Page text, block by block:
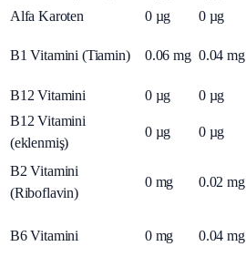
Alfa Karoten
0 µg 0 µg
B1 Vitamini (Tiamin) 0.06 mg 0.04 mg
B12 Vitamini 0 µg 0 µg
B12 Vitamini
(eklenmiş)
0 µg 0 µg
B2 Vitamini
(Riboflavin)
0 mg 0.02 mg
B6 Vitamini 0 mg 0.04 mg